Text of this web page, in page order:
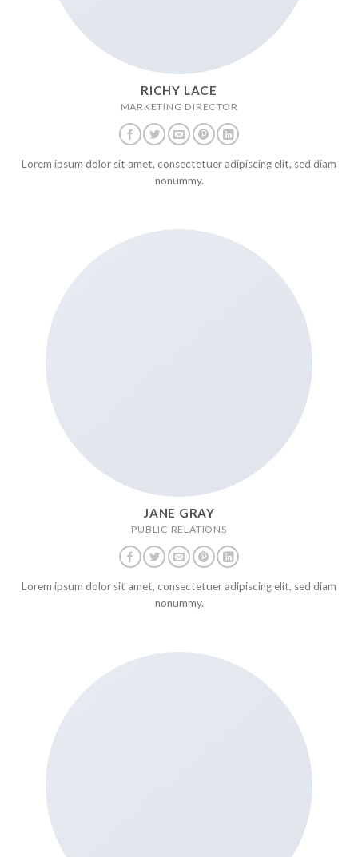
RICHY LACE
MARKETING DIRECTOR
Lorem ipsum dolor sit amet, consectetuer adipiscing elit, sed diam
nonummy.
JANE GRAY
PUBLIC RELATIONS
Lorem ipsum dolor sit amet, consectetuer adipiscing elit, sed diam
nonummy.